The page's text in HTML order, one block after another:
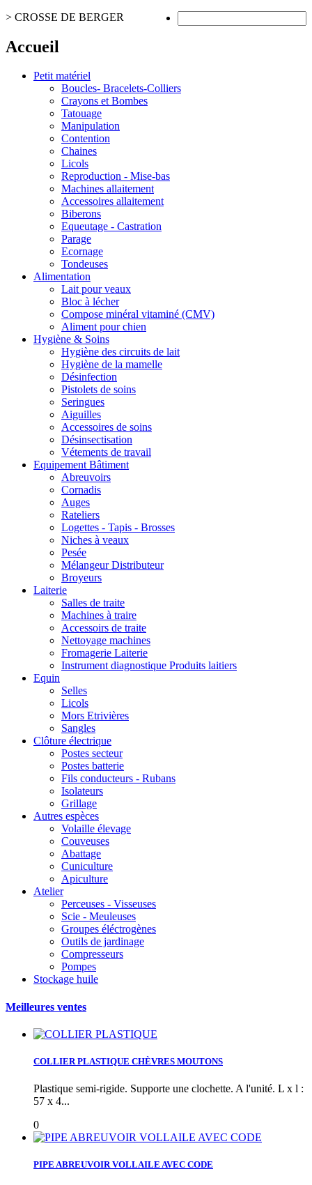
> CROSSE DE BERGER
Accueil
Petit matériel
Boucles- Bracelets-Colliers
Crayons et Bombes
Tatouage
Manipulation
Contention
Chaines
Licols
Reproduction - Mise-bas
Machines allaitement
Accessoires allaitement
Biberons
Equeutage - Castration
Parage
Ecornage
Tondeuses
Alimentation
Lait pour veaux
Bloc à lécher
Compose minéral vitaminé (CMV)
Aliment pour chien
Hygiène & Soins
Hygiène des circuits de lait
Hygiène de la mamelle
Désinfection
Pistolets de soins
Seringues
Aiguilles
Accessoires de soins
Désinsectisation
Vétements de travail
Equipement Bâtiment
Abreuvoirs
Cornadis
Auges
Rateliers
Logettes - Tapis - Brosses
Niches à veaux
Pesée
Mélangeur Distributeur
Broyeurs
Laiterie
Salles de traite
Machines à traire
Accessoirs de traite
Nettoyage machines
Fromagerie Laiterie
Instrument diagnostique Produits laitiers
Equin
Selles
Licols
Mors Etrivières
Sangles
Clôture électrique
Postes secteur
Postes batterie
Fils conducteurs - Rubans
Isolateurs
Grillage
Autres espèces
Volaille élevage
Couveuses
Abattage
Cuniculture
Apiculture
Atelier
Perceuses - Visseuses
Scie - Meuleuses
Groupes éléctrogènes
Outils de jardinage
Compresseurs
Pompes
Stockage huile
Meilleures ventes
COLLIER PLASTIQUE CHÈVRES MOUTONS
Plastique semi-rigide. Supporte une clochette. A l'unité. L x l :
57 x 4...
0
PIPE ABREUVOIR VOLLAILE AVEC CODE